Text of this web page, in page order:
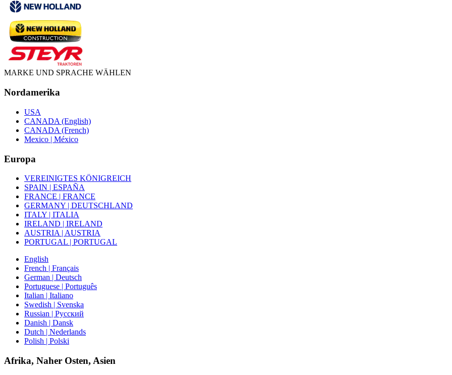
MARKE UND SPRACHE WÄHLEN
Nordamerika
USA
CANADA (English)
CANADA (French)
Mexico | México
Europa
VEREINIGTES KÖNIGREICH
SPAIN | ESPAÑA
FRANCE | FRANCE
GERMANY | DEUTSCHLAND
ITALY | ITALIA
IRELAND | IRELAND
AUSTRIA | AUSTRIA
PORTUGAL | PORTUGAL
English
French | Français
German | Deutsch
Portuguese | Português
Italian | Italiano
Swedish | Svenska
Russian | Русский
Danish | Dansk
Dutch | Nederlands
Polish | Polski
Afrika, Naher Osten, Asien